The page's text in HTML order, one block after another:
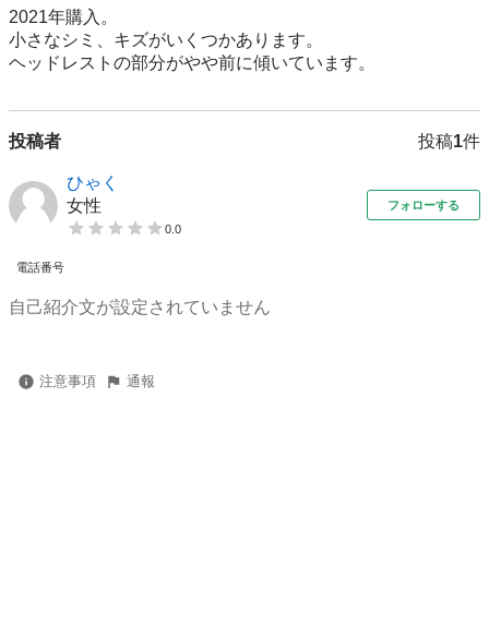
2021年購入。
小さなシミ、キズがいくつかあります。
ヘッドレストの部分がやや前に傾いています。
投稿者 投稿1件
ひゃく
女性
0.0
フォローする
電話番号
自己紹介文が設定されていません
注意事項 通報